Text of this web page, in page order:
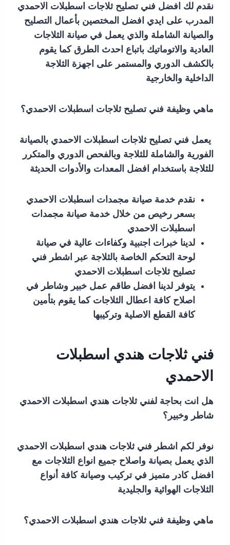
نقدم لك افضل فني تصليح ثلاجات اسطبلات الاحمدي
المدرب على ايدي افضل المختصين بأعمال التصليح
والصيانة الشاملة والذي يعمل في صيانة الثلاجات
العادية والاتوماتيك باتباع احدث الطرق كما يقوم
بالكشف الدوري والمستمر على اجهزة الثلاجة
الداخلية والخارجية
ماهي وظيفة فني تصليح ثلاجات اسطبلات الاحمدي؟
يعمل فني تصليح ثلاجات اسطبلات الاحمدي بالصيانة
الفورية والشاملة للثلاجة وبالفحص الدوري والمتكرر
للثلاجة باستخدام افضل المعدات والأدوات الحديثة
نقدم خدمة صيانة مجمدات اسطبلات الاحمدي
بسعر رخيص من خلال خدمة صيانة مجمدات
اسطبلات الاحمدي
لدينا خبرات اجنبية وكفاءات عالية في صيانة
لوحة التحكم الخاصة بالثلاجة عبر اشطر فني
تصليح ثلاجات اسطبلات الاحمدي
يتوفر لدينا افضل طاقم عمل خبير وشاطر في
اصلاح كافة اعطال الثلاجات كما يقوم بتأمين
كافة القطع الاصلية وتركيبها
فني ثلاجات هندي اسطبلات
الاحمدي
هل انت بحاجة لفني ثلاجات هندي اسطبلات الاحمدي
شاطر وخبير؟
نوفر لكم اشطر فني ثلاجات هندي اسطبلات الاحمدي
الذي يعمل بصيانة واصلاح جميع انواع الثلاجات مع
افضل كادر متميز في تركيب وصيانة كافة أنواع
الثلاجات الهوائية والجليدية
ماهي وظيفة فني ثلاجات هندي اسطبلات الاحمدي؟